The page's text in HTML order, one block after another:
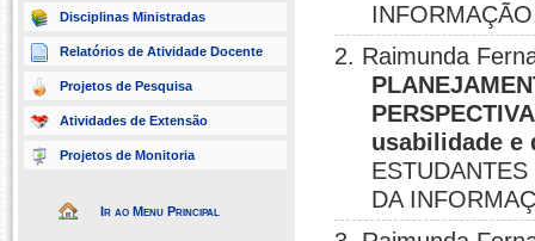
Disciplinas Ministradas
Relatórios de Atividade Docente
Projetos de Pesquisa
Atividades de Extensão
Projetos de Monitoria
Ir ao Menu Principal
2. Raimunda
usabilidade e
DA